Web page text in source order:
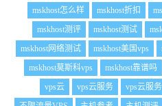
mskhost怎么样
mskhost折扣
mskhost测评
mskhost测试
mskhost网络测试
mskhost美国vps
mskhost莫斯科vps
mskhost靠谱吗
vps云
vps云服务 vps云服